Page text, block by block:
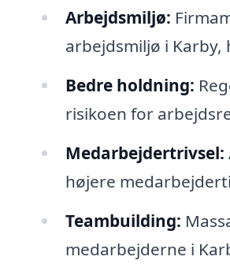
Arbejdsmiljø:
arbejdsmiljø i
Bedre holdning:
risikoen for
Medarbejdertrivsel:
højere
Teambuilding:
medarbejderne i